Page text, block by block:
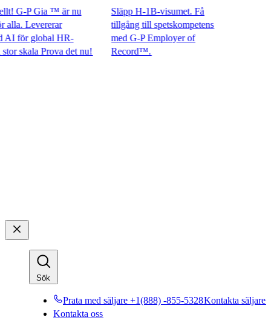
P Gia ™ är nu
Levererar
global HR-
Prova det nu!​​
Släpp H-1B-visumet. Få
tillgång till spetskompetens
med G-P Employer of
Record™.​​
Sök​​
Prata med säljare +1(888) -855-5328​​Kontakta säljare​​
Kontakta oss​​